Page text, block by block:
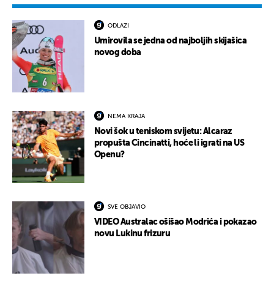
ODLAZI
Umirovila se jedna od najboljih skijašica
novog doba
NEMA KRAJA
Novi šok u teniskom svijetu: Alcaraz
propušta Cincinatti, hoće li igrati na US
Openu?
SVE OBJAVIO
VIDEO Australac ošišao Modrića i pokazao
novu Lukinu frizuru